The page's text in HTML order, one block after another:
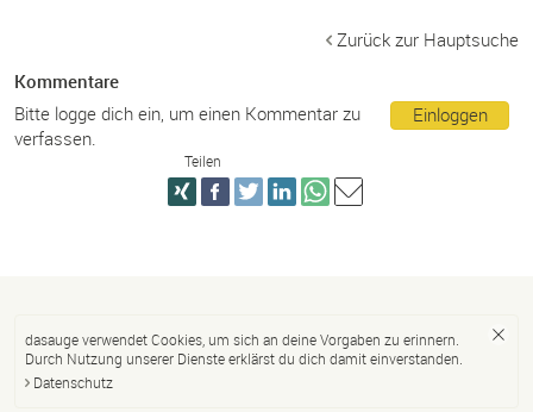
Zurück zur Hauptsuche
Kommentare
Einloggen
Bitte logge dich ein, um einen Kommentar zu
verfassen.
Teilen
dasauge verwendet Cookies, um sich an deine Vorgaben zu erinnern.
Durch Nutzung unserer Dienste erklärst du dich damit einverstanden.
Datenschutz